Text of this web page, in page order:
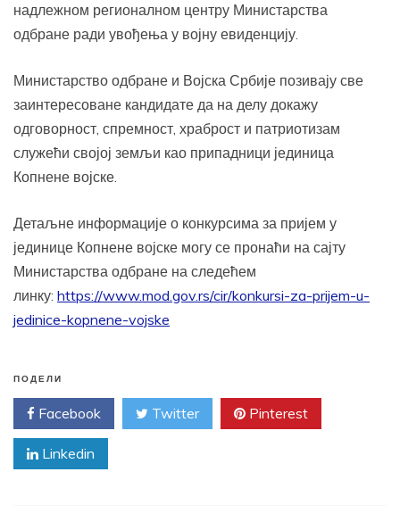
надлежном регионалном центру Министарства
одбране ради увођења у војну евиденцију.
Министарство одбране и Војска Србије позивају све
заинтересоване кандидате да на делу докажу
одговорност, спремност, храброст и патриотизам
служећи својој земљи као припадници јединица
Копнене војске.
Детаљне информације о конкурсима за пријем у
јединице Копнене војске могу се пронаћи на сајту
Министарства одбране на следећем
линку: https://www.mod.gov.rs/cir/konkursi-za-prijem-u-
jedinice-kopnene-vojske
ПОДЕЛИ
Facebook Twitter Pinterest
Linkedin